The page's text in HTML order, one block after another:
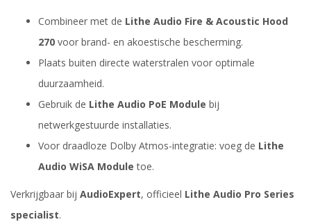
Combineer met de Lithe Audio Fire & Acoustic Hood
270 voor brand- en akoestische bescherming.
Plaats buiten directe waterstralen voor optimale
duurzaamheid.
Gebruik de Lithe Audio PoE Module bij
netwerkgestuurde installaties.
Voor draadloze Dolby Atmos-integratie: voeg de Lithe
Audio WiSA Module toe.
Verkrijgbaar bij AudioExpert, officieel Lithe Audio Pro Series
specialist.